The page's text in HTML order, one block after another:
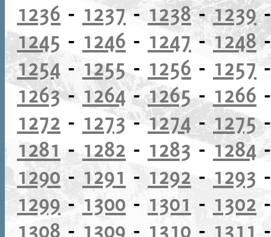
1236 - 1237- 1238-1239
1245 - 1246 - 1247-1248
1254 - 1255- 1256 - 1257
1263- 1264-1265- 1266
1272 - 1273-1274-1275
1281 - 1282 - 1283 -1284
1290- 1291 - 1292 - 1293
1299-1300 - 1301 - 1302
1308 - 1309 - 1310 - 1311